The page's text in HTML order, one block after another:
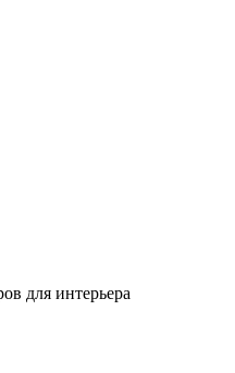
для интерьера